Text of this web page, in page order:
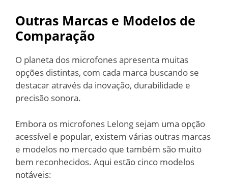
Outras Marcas e Modelos de
Comparação
O planeta dos microfones apresenta muitas
opções distintas, com cada marca buscando se
destacar através da inovação, durabilidade e
precisão sonora.
Embora os microfones Lelong sejam uma opção
acessível e popular, existem várias outras marcas
e modelos no mercado que também são muito
bem reconhecidos. Aqui estão cinco modelos
notáveis: